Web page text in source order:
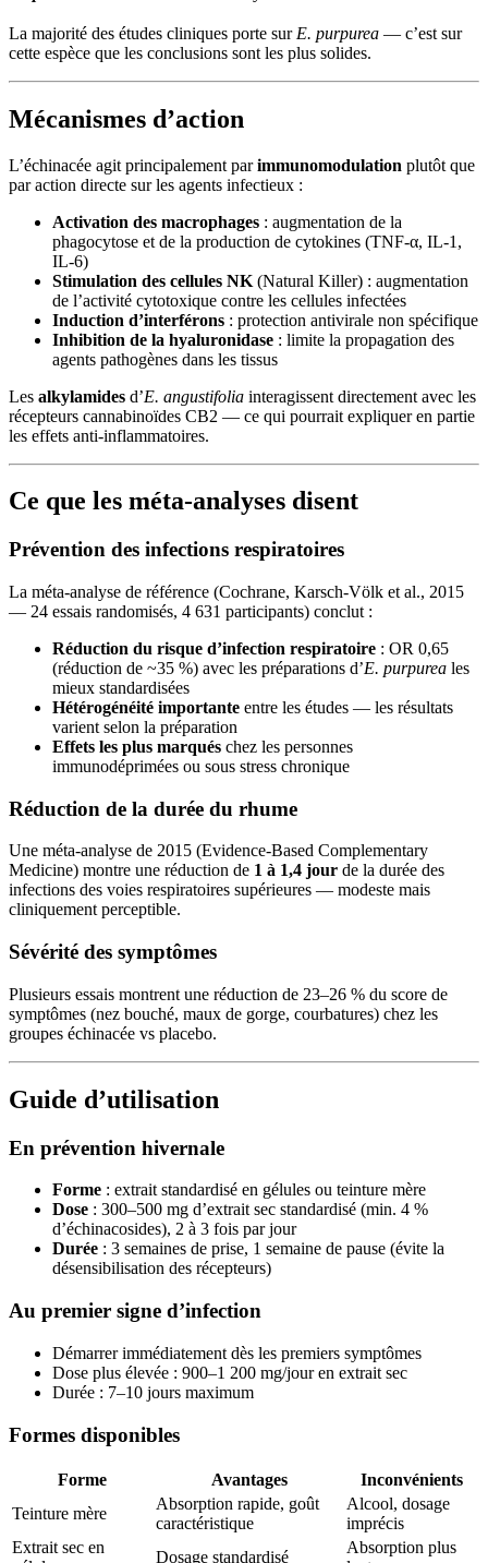
La majorité des études cliniques porte sur E. purpurea — c’est sur
cette espèce que les conclusions sont les plus solides.
Mécanismes d’action
L’échinacée agit principalement parimmunomodulation plutôt que
par action directe sur les agents infectieux :
Activation des macrophages : augmentation de la
phagocytose et de la production de cytokines (TNF-α, IL-1,
IL-6)
Stimulation des cellules NK (Natural Killer) : augmentation
de l’activité cytotoxique contre les cellules infectées
Induction d’interférons : protection antivirale non spécifique
Inhibition de la hyaluronidase : limite la propagation des
agents pathogènes dans les tissus
Les alkylamides d’E. angustifolia interagissent directement avec les
récepteurs cannabinoïdes CB2 — ce qui pourrait expliquer en partie
les effets anti-inflammatoires.
Ce que les méta-analyses disent
Prévention des infections respiratoires
La méta-analyse de référence (Cochrane, Karsch-Völk et al., 2015
— 24 essais randomisés, 4 631 participants) conclut :
Réduction du risque d’infection respiratoire : OR 0,65
(réduction de ~35 %) avec les préparations d’E. purpurea les
mieux standardisées
Hétérogénéité importante entre les études — les résultats
varient selon la préparation
Effets les plus marqués chez les personnes
immunodéprimées ou sous stress chronique
Réduction de la durée du rhume
Une méta-analyse de 2015 (Evidence-Based Complementary
Medicine) montre une réduction de 1 à 1,4 jour de la durée des
infections des voies respiratoires supérieures — modeste mais
cliniquement perceptible.
Sévérité des symptômes
Plusieurs essais montrent une réduction de 23–26 % du score de
symptômes (nez bouché, maux de gorge, courbatures) chez les
groupes échinacée vs placebo.
Guide d’utilisation
En prévention hivernale
Forme : extrait standardisé en gélules ou teinture mère
Dose : 300–500 mg d’extrait sec standardisé (min. 4 %
d’échinacosides), 2 à 3 fois par jour
Durée : 3 semaines de prise, 1 semaine de pause (évite la
désensibilisation des récepteurs)
Au premier signe d’infection
Démarrer immédiatement dès les premiers symptômes
Dose plus élevée : 900–1 200 mg/jour en extrait sec
Durée : 7–10 jours maximum
Formes disponibles
Forme Avantages
Inconvénients
Teinture mère
Absorption rapide, goût
caractéristique
Alcool, dosage
imprécis
Extrait sec en
Dosage standardisé
Absorption plus